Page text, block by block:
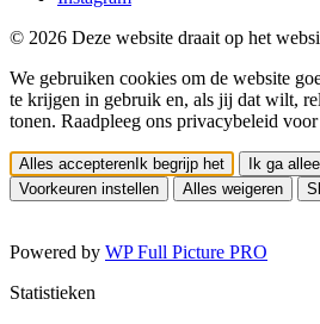
© 2026 Deze website draait op het
We gebruiken cookies om de website
te krijgen in gebruik en, als jij dat wilt,
tonen. Raadpleeg ons privacybeleid
Alles accepteren Ik begrijp het
Ik ga
Voorkeuren instellen
Alles weigeren
Powered by WP Full Picture PRO
Statistieken